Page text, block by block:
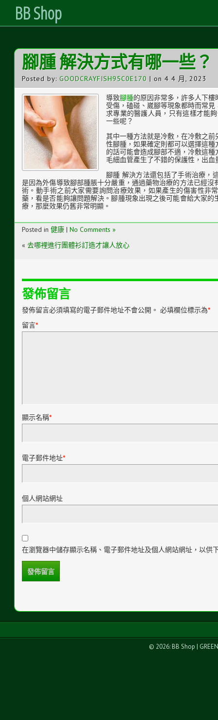
BB Shop
腳腫 解決方式有哪一些？
Posted by: GOODCRAYFISH95C0E170 | on 4 4 月, 2023
導致腳腫的原因非常多，許多人下
受傷，磕碰、崴腳等現象都時而常
求專業的醫護人員，只有這樣才能
一些呢？
其中一種方法就是冷敷，在冷敷之
性腳腫，如果確定則都可以選擇這
的話可能會造成腳部不適，冷敷這
毛細血管產生了不錯的保護性，出血
腳腫 解決方法還包括了手術治療，
是因為外傷導致腳部腫脹十分嚴重，通過藥物治療的方法已經
術。動手術之前大家需要詢問治療效果，如果產生的傷害性非
藥，看是否能夠讓問題解決。腳腫現象出現之後可能會給大家
療，那麼效果仍舊非常明顯。
Posted in 健康 | No Comments »
« 去哪裡進行團體衫訂造才讓人放心
發佈留言
發佈留言必須填寫的電子郵件地址不會公開。 必填欄位標示為*
留言*
顯示名稱*
電子郵件地址*
個人網站網址
在瀏覽器中儲存顯示名稱、電子郵件地址及個人網站網址，以供
© 2026: BB Shop |